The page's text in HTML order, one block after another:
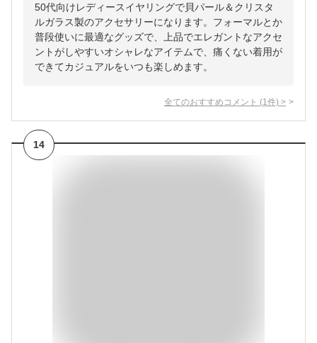
50代向けレディースイヤリングで貝パール＆クリスタ
ルガラス製のアクセサリーになります。フォーマルとか
普段使いに最適なグッズで、上品でエレガントなアクセ
ントがしやすいオシャレなアイテムで、痛くない着用が
できてカジュアルをいつも楽しめます。
全てのおすすめコメント (1 件) >
14